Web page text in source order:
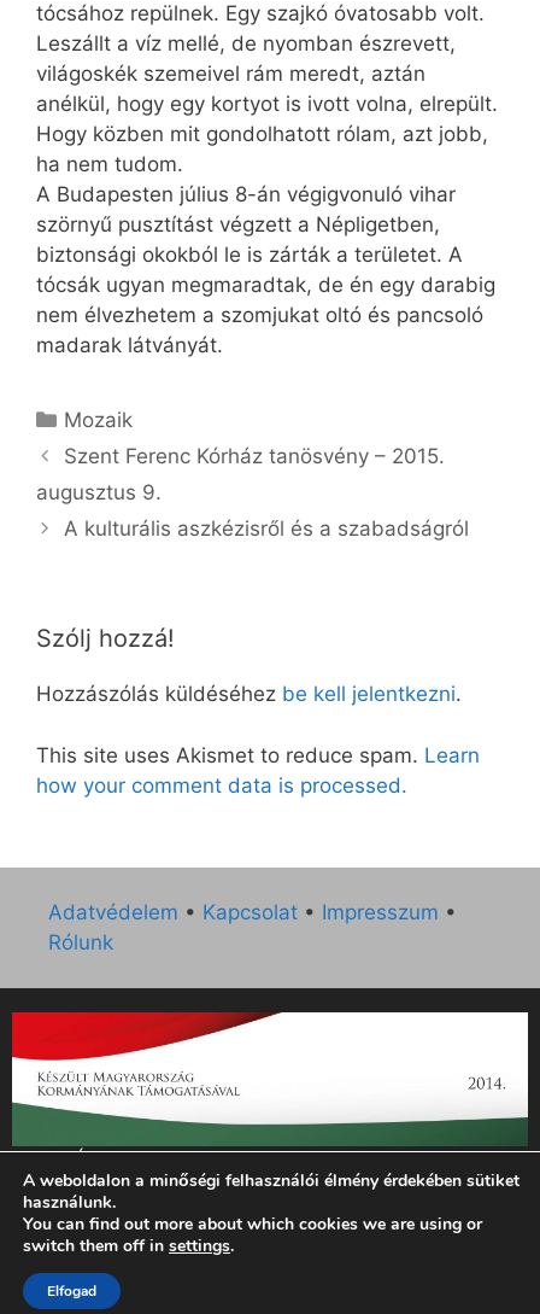
tócsához repülnek. Egy szajkó óvatosabb volt.
Leszállt a víz mellé, de nyomban észrevett,
világoskék szemeivel rám meredt, aztán
anélkül, hogy egy kortyot is ivott volna, elrepült.
Hogy közben mit gondolhatott rólam, azt jobb,
ha nem tudom.
A Budapesten július 8-án végigvonuló vihar
szörnyű pusztítást végzett a Népligetben,
biztonsági okokból le is zárták a területet. A
tócsák ugyan megmaradtak, de én egy darabig
nem élvezhetem a szomjukat oltó és pancsoló
madarak látványát.
Kategória
Mozaik
Szent Ferenc Kórház tanösvény – 2015.
augusztus 9.
A kulturális aszkézisről és a szabadságról
Szólj hozzá!
Hozzászólás küldéséhez be kell jelentkezni.
This site uses Akismet to reduce spam. Learn
how your comment data is processed.
Adatvédelem • Kapcsolat • Impresszum •
Rólunk
„Az Új Ember katolikus hetilap 2014. évi működésének
támogatását az EGYH-KCP-14-P-0121 sz. támogatási
szerződés keretében 3 000 000 Ft összegben támogatta az
Emberi Erőforrások Minisztériuma.”
© 2026 Magyar Kurír - Új Ember
A weboldalon a minőségi felhasználói élmény érdekében sütiket
használunk.
You can find out more about which cookies we are using or
switch them off in settings.
Elfogad